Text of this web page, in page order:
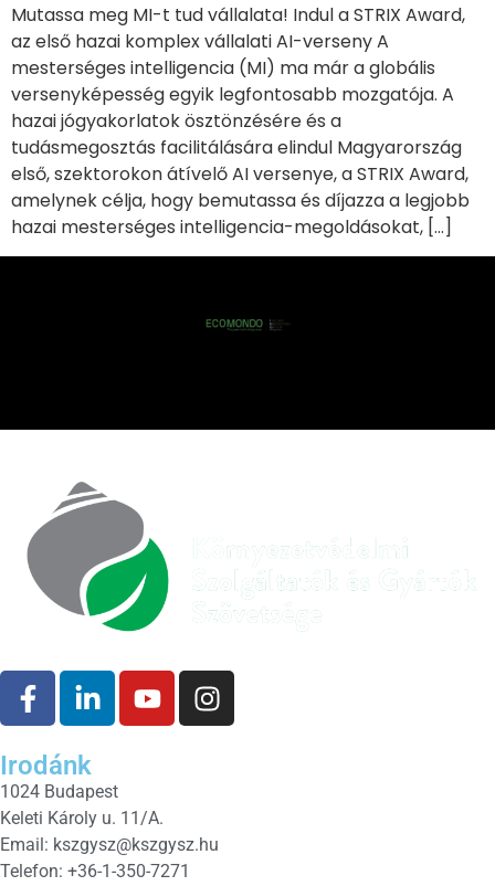
Mutassa meg MI-t tud vállalata! Indul a STRIX Award,
az első hazai komplex vállalati AI-verseny A
mesterséges intelligencia (MI) ma már a globális
versenyképesség egyik legfontosabb mozgatója. A
hazai jógyakorlatok ösztönzésére és a
tudásmegosztás facilitálására elindul Magyarország
első, szektorokon átívelő AI versenye, a STRIX Award,
amelynek célja, hogy bemutassa és díjazza a legjobb
hazai mesterséges intelligencia-megoldásokat, […]
Irodánk
1024 Budapest
Keleti Károly u. 11/A.
Email: kszgysz@kszgysz.hu
Telefon: +36-1-350-7271